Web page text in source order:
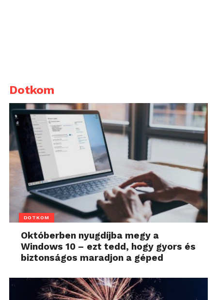
Dotkom
DOTKOM
Októberben nyugdíjba megy a
Windows 10 – ezt tedd, hogy gyors és
biztonságos maradjon a géped